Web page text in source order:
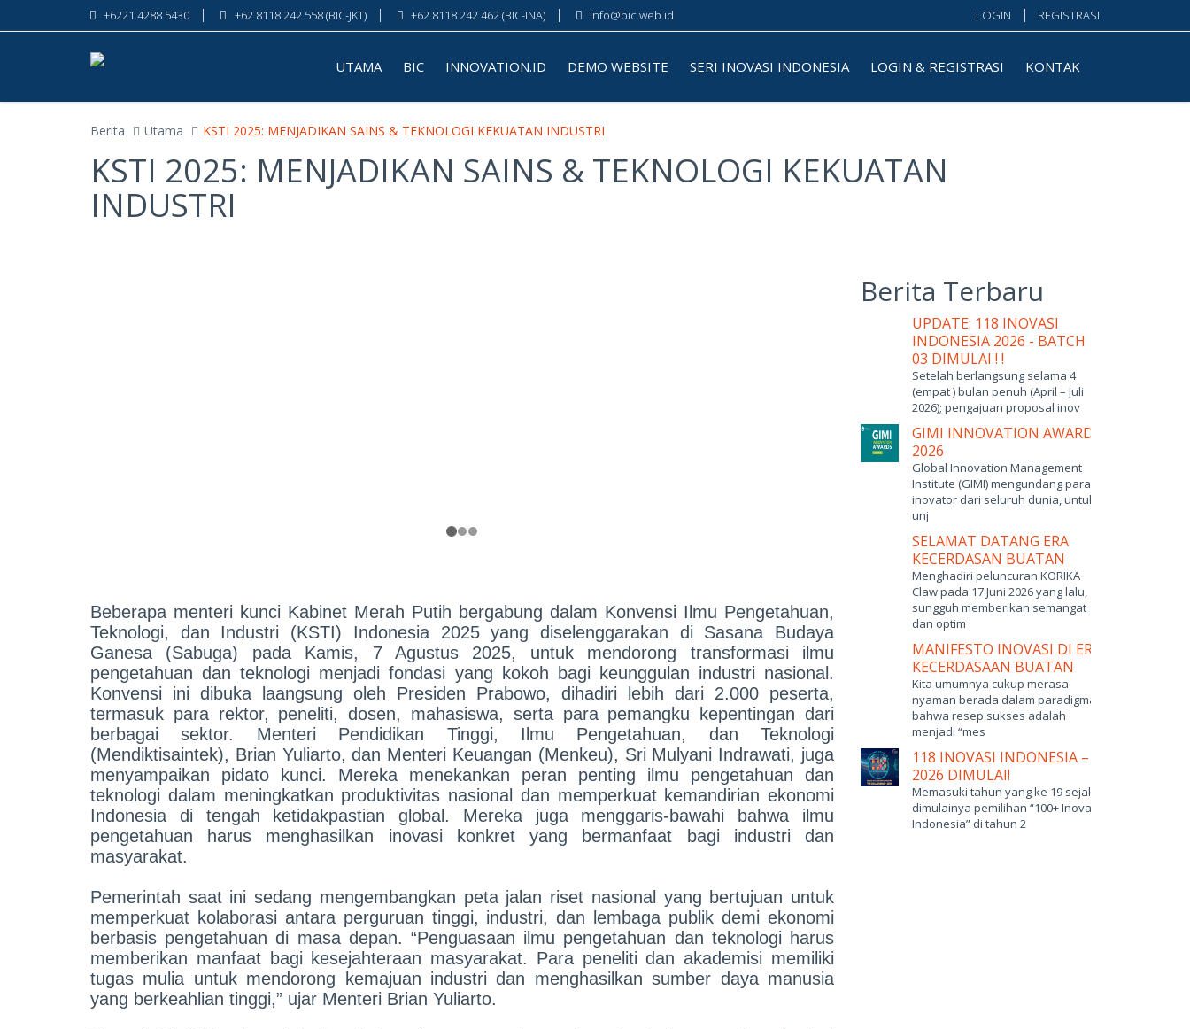
+6221 4288 5430 +62 8118 242 558 (BIC-JKT) +62 8118 242 462 (BIC-INA) info@bic.web.id LOGIN REGISTRASI
UTAMA BIC INNOVATION.ID DEMO WEBSITE SERI INOVASI INDONESIA LOGIN & REGISTRASI KONTAK
Berita Utama KSTI 2025: MENJADIKAN SAINS & TEKNOLOGI KEKUATAN INDUSTRI
KSTI 2025: MENJADIKAN SAINS & TEKNOLOGI KEKUATAN
INDUSTRI
Beberapa menteri kunci Kabinet Merah Putih bergabung dalam Konvensi Ilmu Pengetahuan,
Teknologi, dan Industri (KSTI) Indonesia 2025 yang diselenggarakan di Sasana Budaya
Ganesa (Sabuga) pada Kamis, 7 Agustus 2025, untuk mendorong transformasi ilmu
pengetahuan dan teknologi menjadi fondasi yang kokoh bagi keunggulan industri nasional.
Konvensi ini dibuka laangsung oleh Presiden Prabowo, dihadiri lebih dari 2.000 peserta,
termasuk para rektor, peneliti, dosen, mahasiswa, serta para pemangku kepentingan dari
berbagai sektor. Menteri Pendidikan Tinggi, Ilmu Pengetahuan, dan Teknologi
(Mendiktisaintek), Brian Yuliarto, dan Menteri Keuangan (Menkeu), Sri Mulyani Indrawati, juga
menyampaikan pidato kunci. Mereka menekankan peran penting ilmu pengetahuan dan
teknologi dalam meningkatkan produktivitas nasional dan memperkuat kemandirian ekonomi
Indonesia di tengah ketidakpastian global. Mereka juga menggaris-bawahi bahwa ilmu
pengetahuan harus menghasilkan inovasi konkret yang bermanfaat bagi industri dan
masyarakat.
Pemerintah saat ini sedang mengembangkan peta jalan riset nasional yang bertujuan untuk
memperkuat kolaborasi antara perguruan tinggi, industri, dan lembaga publik demi ekonomi
berbasis pengetahuan di masa depan. “Penguasaan ilmu pengetahuan dan teknologi harus
memberikan manfaat bagi kesejahteraan masyarakat. Para peneliti dan akademisi memiliki
tugas mulia untuk mendorong kemajuan industri dan menghasilkan sumber daya manusia
yang berkeahlian tinggi,” ujar Menteri Brian Yuliarto.
Berita Terbaru
UPDATE: 118 INOVASI
INDONESIA 2026 - BATCH
03 DIMULAI ! !
Setelah berlangsung selama 4
(empat ) bulan penuh (April – Juli
2026); pengajuan proposal inov
GIMI INNOVATION AWARDS
2026
Global Innovation Management
Institute (GIMI) mengundang para
inovator dari seluruh dunia, untuk
unj
SELAMAT DATANG ERA
KECERDASAN BUATAN
Menghadiri peluncuran KORIKA
Claw pada 17 Juni 2026 yang lalu,
sungguh memberikan semangat
dan optim
MANIFESTO INOVASI DI ERA
KECERDASAAN BUATAN
Kita umumnya cukup merasa
nyaman berada dalam paradigma
bahwa resep sukses adalah
menjadi “mes
118 INOVASI INDONESIA –
2026 DIMULAI!
Memasuki tahun yang ke 19 sejak
dimulainya pemilihan “100+ Inovasi
Indonesia” di tahun 2